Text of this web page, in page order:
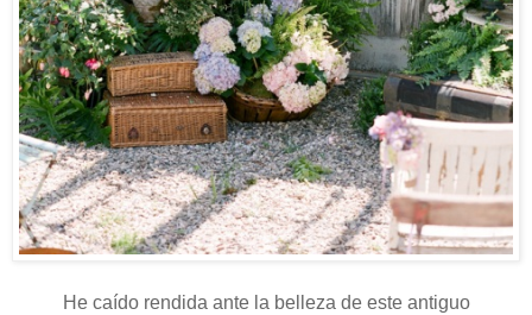
He caído rendida ante la belleza de este antiguo